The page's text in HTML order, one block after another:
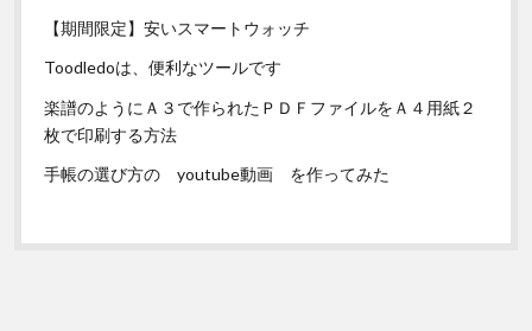
【期間限定】安いスマートウォッチ
Toodledoは、便利なツールです
楽譜のようにＡ３で作られたＰＤＦファイルをＡ４用紙２
枚で印刷する方法
手帳の選び方の youtube動画 を作ってみた